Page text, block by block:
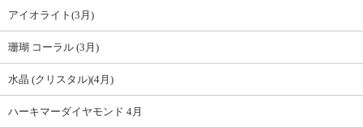
アイオライト(3月)
珊瑚 コーラル (3月)
水晶 (クリスタル)(4月)
ハーキマーダイヤモンド 4月